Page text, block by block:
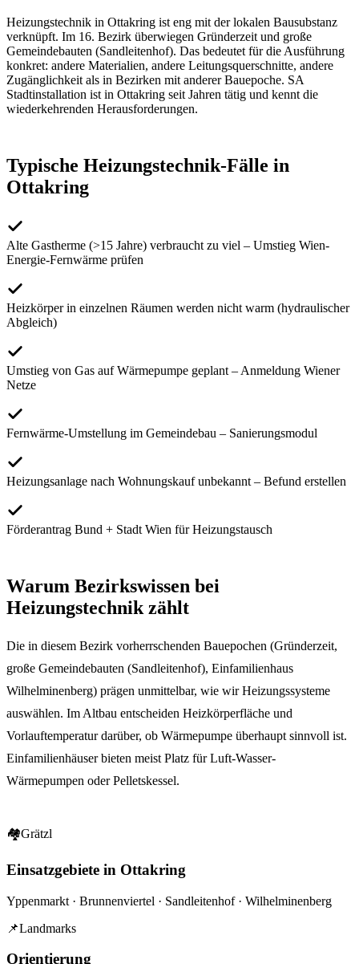
Heizungstechnik in Ottakring ist eng mit der lokalen Bausubstanz
verknüpft. Im 16. Bezirk überwiegen Gründerzeit und große
Gemeindebauten (Sandleitenhof). Das bedeutet für die Ausführung
konkret: andere Materialien, andere Leitungsquerschnitte, andere
Zugänglichkeit als in Bezirken mit anderer Bauepoche. SA
Stadtinstallation ist in Ottakring seit Jahren tätig und kennt die
wiederkehrenden Herausforderungen.
Typische Heizungstechnik-Fälle in
Ottakring
Alte Gastherme (>15 Jahre) verbraucht zu viel – Umstieg Wien-
Energie-Fernwärme prüfen
Heizkörper in einzelnen Räumen werden nicht warm (hydraulischer
Abgleich)
Umstieg von Gas auf Wärmepumpe geplant – Anmeldung Wiener
Netze
Fernwärme-Umstellung im Gemeindebau – Sanierungsmodul
Heizungsanlage nach Wohnungskauf unbekannt – Befund erstellen
Förderantrag Bund + Stadt Wien für Heizungstausch
Warum Bezirkswissen bei
Heizungstechnikzählt
Die in diesem Bezirk vorherrschenden Bauepochen (Gründerzeit,
große Gemeindebauten (Sandleitenhof), Einfamilienhaus
Wilhelminenberg) prägen unmittelbar, wie wir Heizungssysteme
auswählen. Im Altbau entscheiden Heizkörperfläche und
Vorlauftemperatur darüber, ob Wärmepumpe überhaupt sinnvoll ist.
Einfamilienhäuser bieten meist Platz für Luft-Wasser-
Wärmepumpen oder Pelletskessel.
🏘Grätzl
Einsatzgebiete in Ottakring
Yppenmarkt · Brunnenviertel · Sandleitenhof · Wilhelminenberg
📌Landmarks
Orientierung